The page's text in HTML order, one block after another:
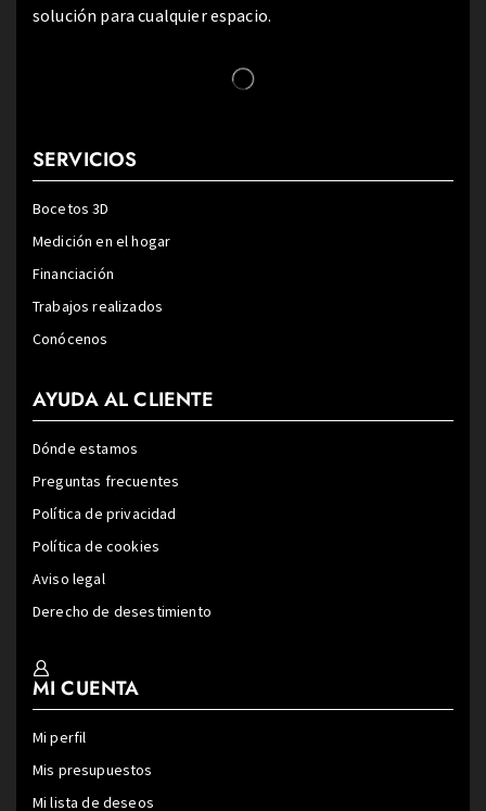
solución para cualquier espacio.
SERVICIOS
Bocetos 3D
Medición en el hogar
Financiación
Trabajos realizados
Conócenos
AYUDA AL CLIENTE
Dónde estamos
Preguntas frecuentes
Política de privacidad
Política de cookies
Aviso legal
Derecho de desestimiento
MI CUENTA
Mi perfil
Mis presupuestos
Mi lista de deseos